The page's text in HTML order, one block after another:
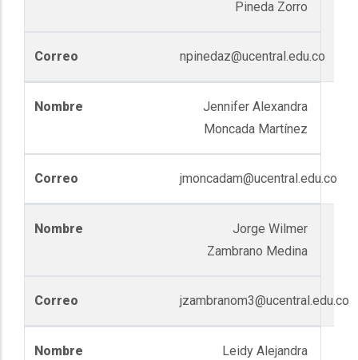
Pineda Zorro
npinedaz@ucentral.edu.co
Jennifer Alexandra
Moncada Martínez
jmoncadam@ucentral.edu.co
Jorge Wilmer
Zambrano Medina
jzambranom3@ucentral.edu.co
Leidy Alejandra